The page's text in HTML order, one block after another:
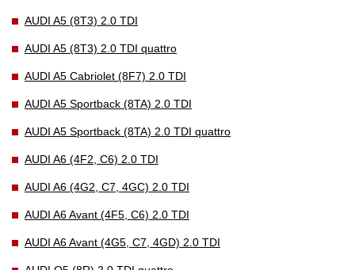
AUDI A5 (8T3) 2.0 TDI
AUDI A5 (8T3) 2.0 TDI quattro
AUDI A5 Cabriolet (8F7) 2.0 TDI
AUDI A5 Sportback (8TA) 2.0 TDI
AUDI A5 Sportback (8TA) 2.0 TDI quattro
AUDI A6 (4F2, C6) 2.0 TDI
AUDI A6 (4G2, C7, 4GC) 2.0 TDI
AUDI A6 Avant (4F5, C6) 2.0 TDI
AUDI A6 Avant (4G5, C7, 4GD) 2.0 TDI